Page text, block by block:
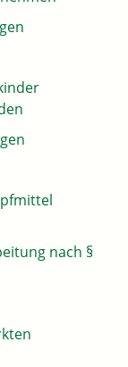
nach §